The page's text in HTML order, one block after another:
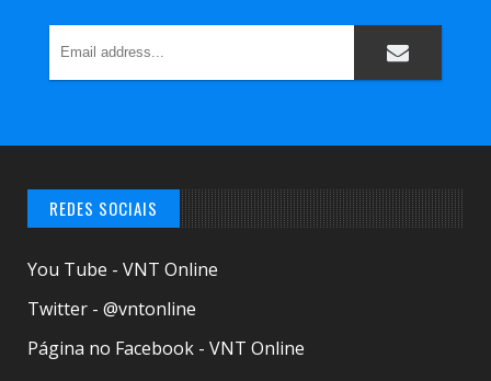
REDES SOCIAIS
You Tube - VNT Online
Twitter - @vntonline
Página no Facebook - VNT Online